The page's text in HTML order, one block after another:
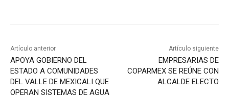
Artículo anterior
APOYA GOBIERNO DEL
ESTADO A COMUNIDADES
DEL VALLE DE MEXICALI QUE
OPERAN SISTEMAS DE AGUA
Artículo siguiente
EMPRESARIAS DE
COPARMEX SE REÚNE CON
ALCALDE ELECTO